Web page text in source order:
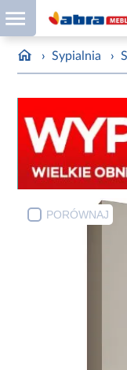
› Sypialnia ›
PORÓWNAJ